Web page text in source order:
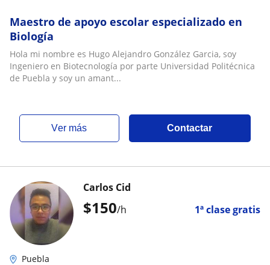
Maestro de apoyo escolar especializado en
Biología
Hola mi nombre es Hugo Alejandro González Garcia, soy
Ingeniero en Biotecnología por parte Universidad Politécnica
de Puebla y soy un amant...
ver más Contactar
$150/h 1ª clase gratis
Carlos Cid
Puebla